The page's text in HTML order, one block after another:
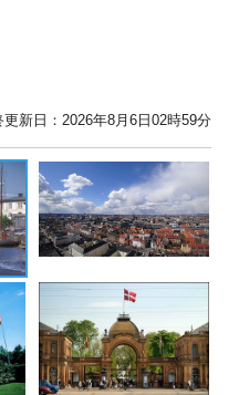
更新日：2026年8月6日02時59分